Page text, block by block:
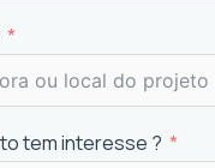
tem interesse ?